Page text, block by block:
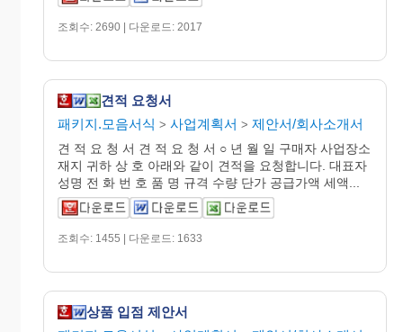
조회수: 2690 | 다운로드: 2017
견적 요청서
패키지.모음서식 > 사업계획서 > 제안서/회사소개서
견 적 요 청 서 견 적 요 청 서 ○ 년 월 일 구매자 사업장소
재지 귀하 상 호 아래와 같이 견적을 요청합니다. 대표자
성명 전 화 번 호 품 명 규격 수량 단가 공급가액 세액...
조회수: 1455 | 다운로드: 1633
상품 입점 제안서